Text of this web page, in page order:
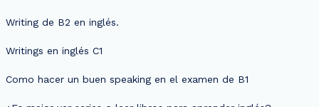
Writing de B2 en inglés.
Writings en inglés C1
Como hacer un buen speaking en el examen de B1